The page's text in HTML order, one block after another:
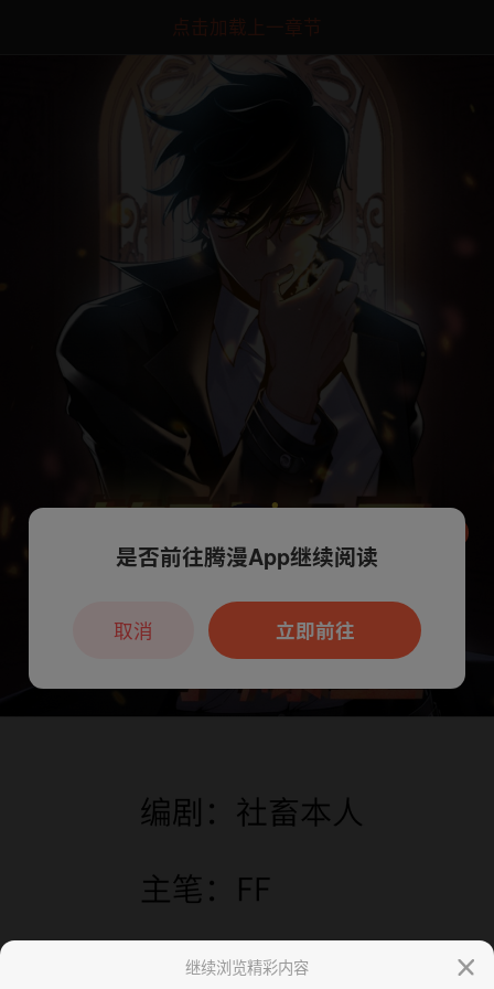
点击加载上一章节
继续浏览精彩内容
本章节仅支持App阅读，可打开App新用
户7天免费看
是否前往腾漫App继续阅读
立即前往
取消